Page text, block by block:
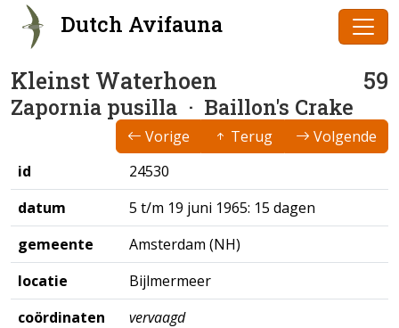
Dutch Avifauna
Kleinst Waterhoen 59
Zapornia pusilla · Baillon's Crake
Vorige Terug
Volgende
id
24530
datum
5 t/m 19 juni 1965: 15 dagen
gemeente
Amsterdam (NH)
locatie
Bijlmermeer
coördinaten
vervaagd